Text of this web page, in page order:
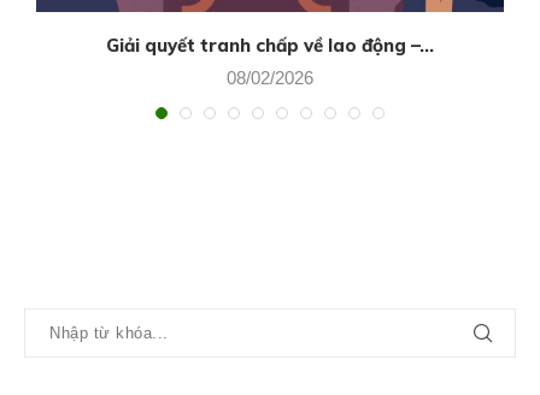
Giải quyết tranh chấp về lao động –...
08/02/2026